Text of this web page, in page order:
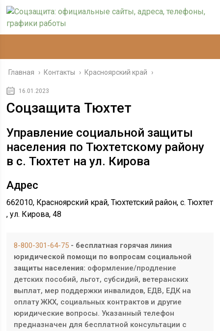
Главная › Контакты › Красноярский край ›
16.01.2023
Соцзащита Тюхтет
Управление социальной защиты
населения по Тюхтетскому району
в с. Тюхтет на ул. Кирова
Адрес
662010, Красноярский край, Тюхтетский район, с. Тюхтет
, ул. Кирова, 48
8-800-301-64-75 - бесплатная горячая линия
юридической помощи по вопросам социальной
защиты населения: оформление/продление
детских пособий, льгот, субсидий, ветеранских
выплат, мер поддержки инвалидов, ЕДВ, ЕДК на
оплату ЖКХ, социальных контрактов и другие
юридические вопросы. Указанный телефон
предназначен для бесплатной консультации с